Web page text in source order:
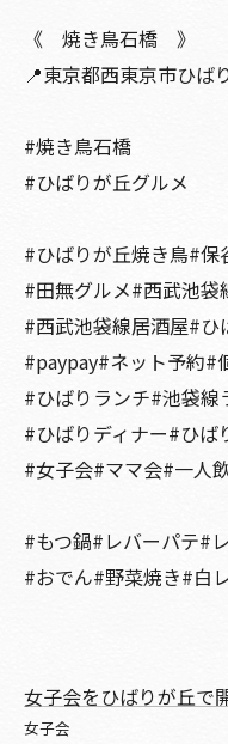
《 焼き鳥石橋 》
📍東京都西東京市ひば
#焼き鳥石橋
#ひばりが丘グルメ
#ひばりが丘焼き鳥#保
#田無グルメ#西武池
#西武池袋線居酒屋#ひ
#paypay#ネット予約#
#ひばりランチ#池袋線
#ひばりディナー#ひば
#女子会#ママ会#一人
#もつ鍋#レバーパテ#
#おでん#野菜焼き#白
女子会をひばりが丘で
女子会